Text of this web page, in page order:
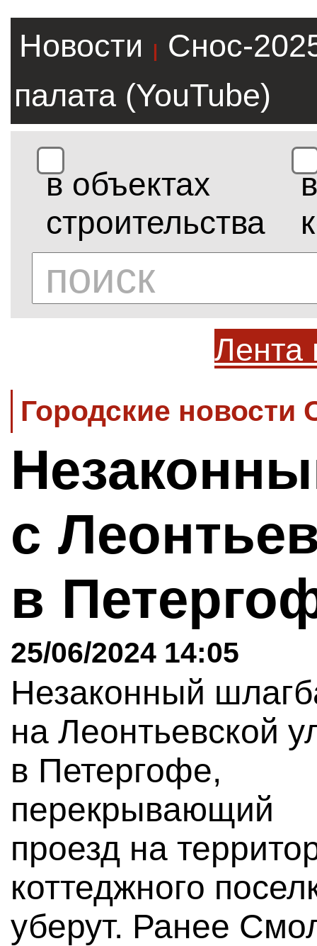
Новости |
Снос-
палата (YouTube)
в объектах
строительства
в
Лента
Городские новости
с
в
25/06/2024 14:05
Незаконный
на Леонтьевской
в Петергофе,
перекрывающий
проезд на
коттеджного
уберут. Ранее